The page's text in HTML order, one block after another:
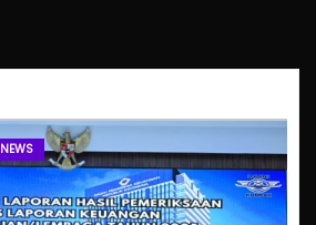
NEWS